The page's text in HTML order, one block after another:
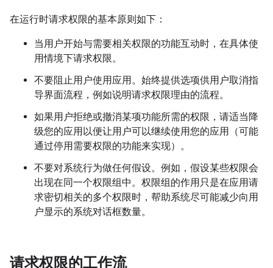
在运行时请求权限的基本原则如下：
当用户开始与需要相关权限的功能互动时，在具体使
用情境下请求权限。
不要阻止用户使用应用。始终提供选项供用户取消指
导界面流程，例如说明请求权限理由的流程。
如果用户拒绝或撤消某项功能所需的权限，请适当降
级您的应用以便让用户可以继续使用您的应用（可能
通过停用需要权限的功能来实现）。
不要对系统行为做任何假设。例如，假设某些权限会
出现在同一个权限组中。 权限组的作用只是在应用请
求密切相关的多个权限时，帮助系统尽可能减少向用
户显示的系统对话框数量。
请求权限的工作流